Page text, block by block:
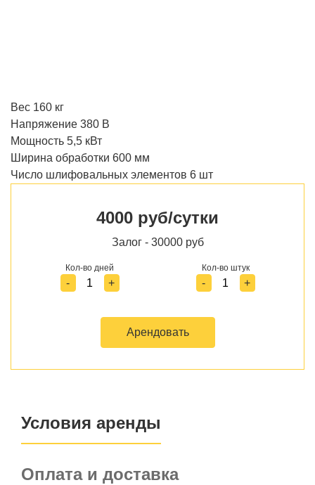
Вес 160 кг
Напряжение 380 В
Мощность 5,5 кВт
Ширина обработки 600 мм
Число шлифовальных элементов 6 шт
4000 руб/сутки
Залог - 30000 руб
Кол-во дней
- +
Кол-во штук
- +
Арендовать
Условия аренды
Оплата и доставка